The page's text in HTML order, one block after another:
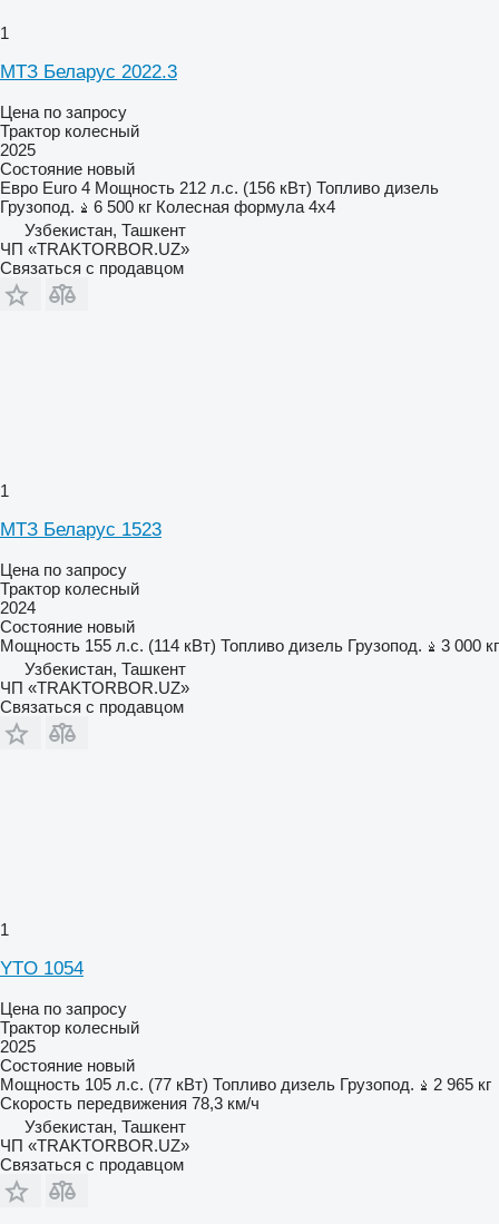
1
МТЗ Беларус 2022.3
Цена по запросу
Трактор колесный
2025
Состояние новый
Евро Euro 4 Мощность 212 л.с. (156 кВт) Топливо дизель
Грузопод.
6 500 кг Колесная формула 4x4
Узбекистан, Ташкент
ЧП «TRAKTORBOR.UZ»
Связаться с продавцом
1
МТЗ Беларус 1523
Цена по запросу
Трактор колесный
2024
Состояние новый
Мощность 155 л.с. (114 кВт) Топливо дизель Грузопод.
3 000 кг
Узбекистан, Ташкент
ЧП «TRAKTORBOR.UZ»
Связаться с продавцом
1
YTO 1054
Цена по запросу
Трактор колесный
2025
Состояние новый
Мощность 105 л.с. (77 кВт) Топливо дизель Грузопод.
2 965 кг
Скорость передвижения 78,3 км/ч
Узбекистан, Ташкент
ЧП «TRAKTORBOR.UZ»
Связаться с продавцом